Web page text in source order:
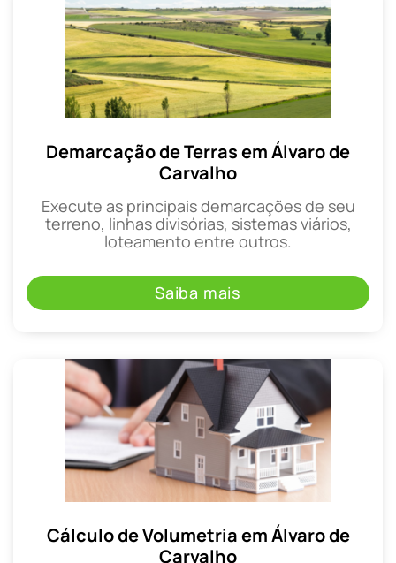
Demarcação de Terras em Álvaro de
Carvalho
Execute as principais demarcações de seu
terreno, linhas divisórias, sistemas viários,
loteamento entre outros.
Saiba mais
Cálculo de Volumetria em Álvaro de
Carvalho